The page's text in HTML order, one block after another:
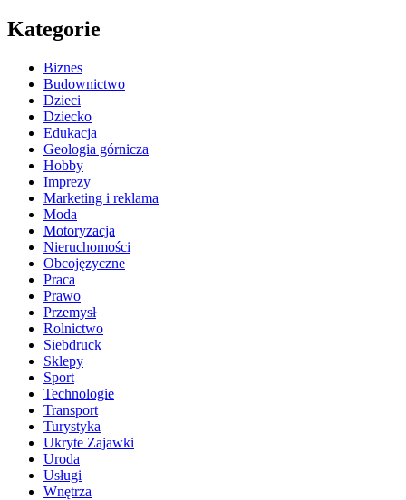
Kategorie
Biznes
Budownictwo
Dzieci
Dziecko
Edukacja
Geologia górnicza
Hobby
Imprezy
Marketing i reklama
Moda
Motoryzacja
Nieruchomości
Obcojęzyczne
Praca
Prawo
Przemysł
Rolnictwo
Siebdruck
Sklepy
Sport
Technologie
Transport
Turystyka
Ukryte Zajawki
Uroda
Usługi
Wnętrza